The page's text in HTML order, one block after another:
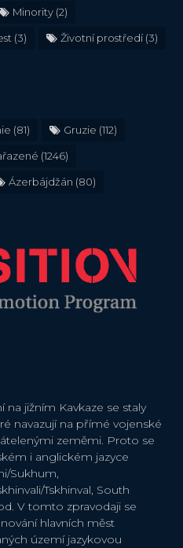
Minority (2)
(3) Životní prostředí(3)
(81) Gruzie (112)
(1246)
Ázerbájdžán (80)
na jižním Kavkaze se staly
navazují na přímé vojenské
zeměmi. Proto se
i anglickém jazyce
Sukhum,
Tskhinval, South
V tomto zpravodaji se
hlavních měst
území jazykovou